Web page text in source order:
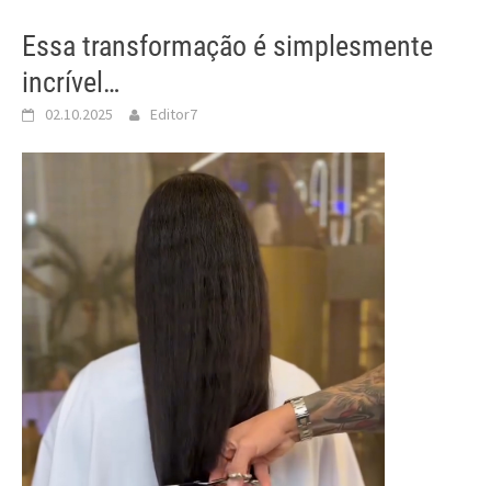
Essa transformação é simplesmente
incrível…
02.10.2025 Editor7